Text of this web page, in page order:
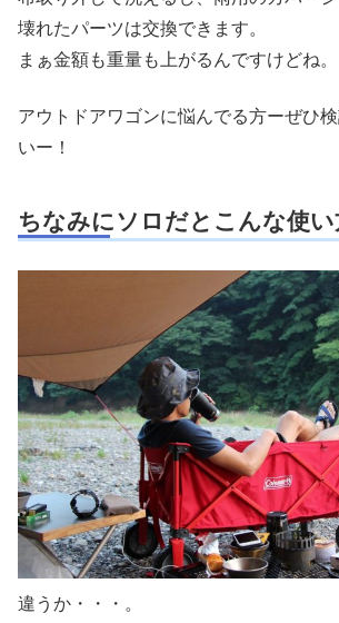
壊れたパーツは交換できます。
まぁ金額も重量も上がるんですけどね。
アウトドアワゴンに悩んでる方ーぜひ
いー！
ちなみにソロだとこんな使
違うか・・・。